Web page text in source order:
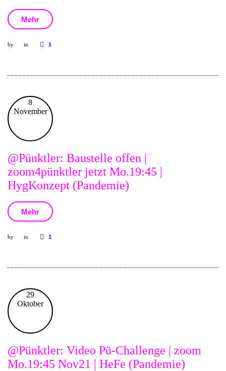
Mehr
by in 1
8
November
@Pünktler: Baustelle offen |
zoom4pünktler jetzt Mo.19:45 |
HygKonzept (Pandemie)
Mehr
by in 1
29
Oktober
@Pünktler: Video Pü-Challenge | zoom
Mo.19:45 Nov21 | HeFe (Pandemie)